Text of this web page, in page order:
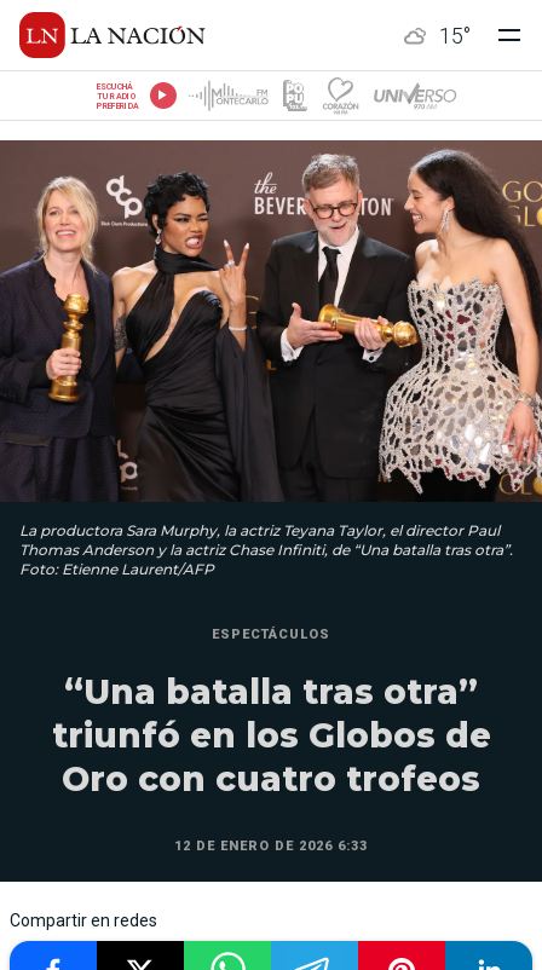
15°
ESCUCHÁ
TU RADIO
PREFERIDA
La productora Sara Murphy, la actriz Teyana Taylor, el director Paul
Thomas Anderson y la actriz Chase Infiniti, de “Una batalla tras otra”.
Foto: Etienne Laurent/AFP
ESPECTÁCULOS
“Una batalla tras otra”
triunfó en los Globos de
Oro con cuatro trofeos
12 DE ENERO DE 2026 6:33
Compartir en redes